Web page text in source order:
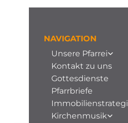
NAVIGATION
Unsere Pfarrei
Kontakt zu uns
Gottesdienste
Pfarrbriefe
Kirchenmusik